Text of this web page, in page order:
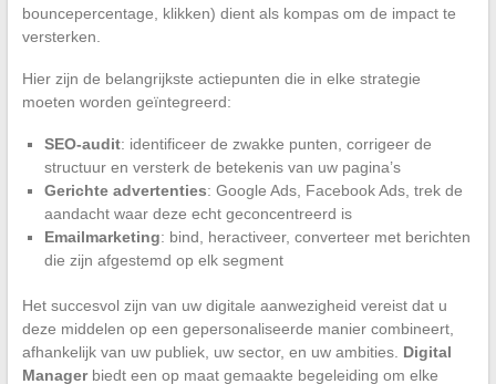
bouncepercentage, klikken) dient als kompas om de impact te
versterken.
Hier zijn de belangrijkste actiepunten die in elke strategie
moeten worden geïntegreerd:
SEO-audit: identificeer de zwakke punten, corrigeer de
structuur en versterk de betekenis van uw pagina’s
Gerichte advertenties: Google Ads, Facebook Ads, trek de
aandacht waar deze echt geconcentreerd is
Emailmarketing: bind, heractiveer, converteer met berichten
die zijn afgestemd op elk segment
Het succesvol zijn van uw digitale aanwezigheid vereist dat u
deze middelen op een gepersonaliseerde manier combineert,
afhankelijk van uw publiek, uw sector, en uw ambities. Digital
Managerbiedt een op maat gemaakte begeleiding om elke